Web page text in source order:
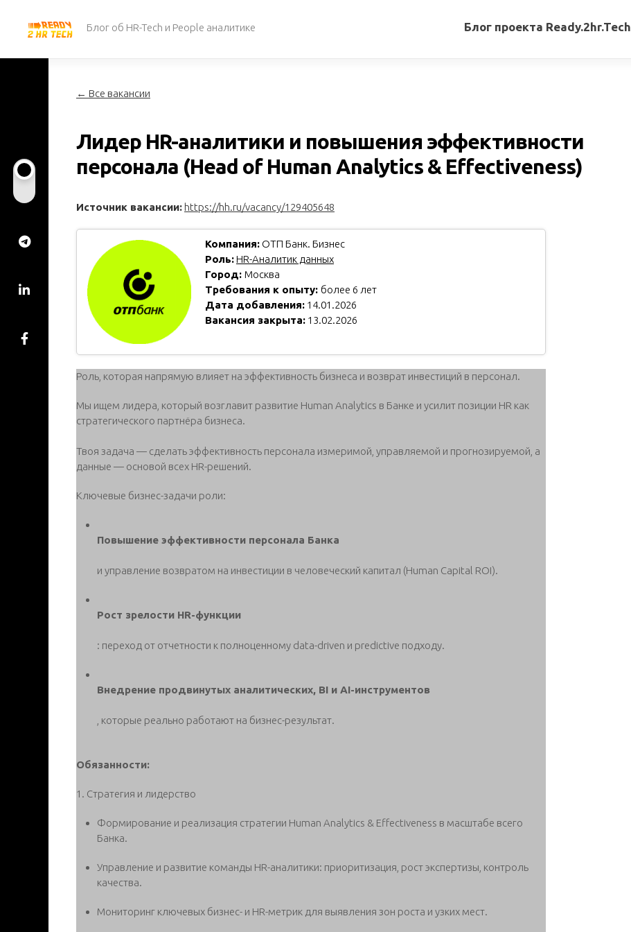
содержанию
Блог об HR-Tech и People аналитике Блог проекта Ready.2hr.Tech
Авторские
материалы
← Все вакансии
Лидер HR-аналитики и повышения эффективности
персонала (Head of Human Analytics & Effectiveness)
Источник вакансии: https://hh.ru/vacancy/129405648
Компания: ОТП Банк. Бизнес
Роль:HR-Аналитик данных
Город: Москва
Требования к опыту: более 6 лет
Дата добавления: 14.01.2026
Вакансия закрыта: 13.02.2026
Роль, которая напрямую влияет на эффективность бизнеса и возврат инвестиций в персонал.
Мы ищем лидера, который возглавит развитие Human Analytics в Банке и усилит позиции HR как
стратегического партнёра бизнеса.
Твоя задача — сделать эффективность персонала измеримой, управляемой и прогнозируемой, а
данные — основой всех HR-решений.
Ключевые бизнес-задачи роли:
Повышение эффективности персонала Банка
и управление возвратом на инвестиции в человеческий капитал (Human Capital ROI).
Рост зрелости HR-функции
: переход от отчетности к полноценному data-driven и predictive подходу.
Внедрение продвинутых аналитических, BI и AI-инструментов
, которые реально работают на бизнес-результат.
Обязанности:
1. Стратегия и лидерство
Формирование и реализация стратегии Human Analytics & Effectiveness в масштабе всего
Банка.
Управление и развитие команды HR-аналитики: приоритизация, рост экспертизы, контроль
качества.
Мониторинг ключевых бизнес- и HR-метрик для выявления зон роста и узких мест.